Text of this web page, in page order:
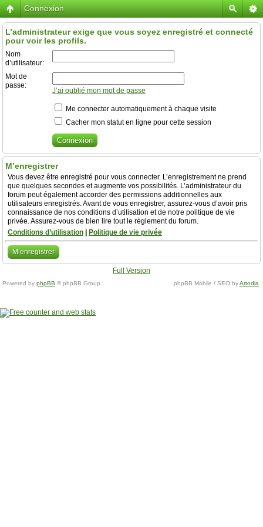
Connexion
L’administrateur exige que vous soyez enregistré et connecté
pour voir les profils.
Nom
d’utilisateur:
Mot de
passe:
J’ai oublié mon mot de passe
Me connecter automatiquement à chaque visite
Cacher mon statut en ligne pour cette session
M’enregistrer
Vous devez être enregistré pour vous connecter. L’enregistrement ne prend
que quelques secondes et augmente vos possibilités. L’administrateur du
forum peut également accorder des permissions additionnelles aux
utilisateurs enregistrés. Avant de vous enregistrer, assurez-vous d’avoir pris
connaissance de nos conditions d’utilisation et de notre politique de vie
privée. Assurez-vous de bien lire tout le règlement du forum.
Conditions d’utilisation
Politique de vie privée
M’enregistrer
Full Version
Powered by phpBB © phpBB Group. phpBB Mobile / SEO byArtodia